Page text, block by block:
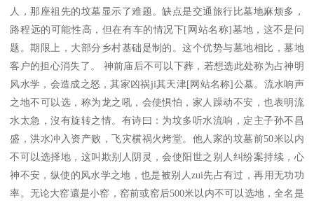
人，那座祖先的坟墓显示了难题。缺点是交通旅行比墓地麻烦多，
路程远的可能性高，但在有车的情况下[网站名称]墓地，这不是问
题。期限上，大部分乡村基础是制的。这个优势与墓地相比，墓地
客户的担心消失了。 神前庙后不可以下葬，若想选此处称为占神明
风水学，会造成之怒，其家凶祸ji其天津[网站名称]公墓。流水响声
之地不可以选，称为龙之吼，会使惧怕，家人躁动不安，也表明流
水太急，沒有旋转之情。有诗曰：为坟多听水流响，定主子孙不昌
盛，洪水冲入资产败，飞灾横祸火烤堂。他人家的坟墓前50米以内
不可以选择地，这叫欺别人阴灵，会使阳世之别人纠纷案持续，心
神不安，纵使的风水学之地，也是被别人zui先占有过，再用无功功
率。无论大窑還是小窑，窑前或窑后500米以内不可以选地，全名是